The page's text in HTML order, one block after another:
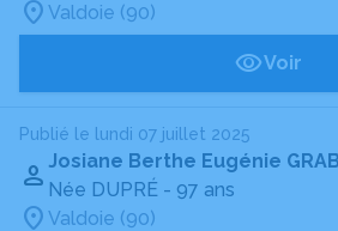
Valdoie (90)
Voir
Publié le lundi 07 juillet 2025
Josiane Berthe Eugénie GRAB
Née DUPRÉ - 97 ans
Valdoie (90)